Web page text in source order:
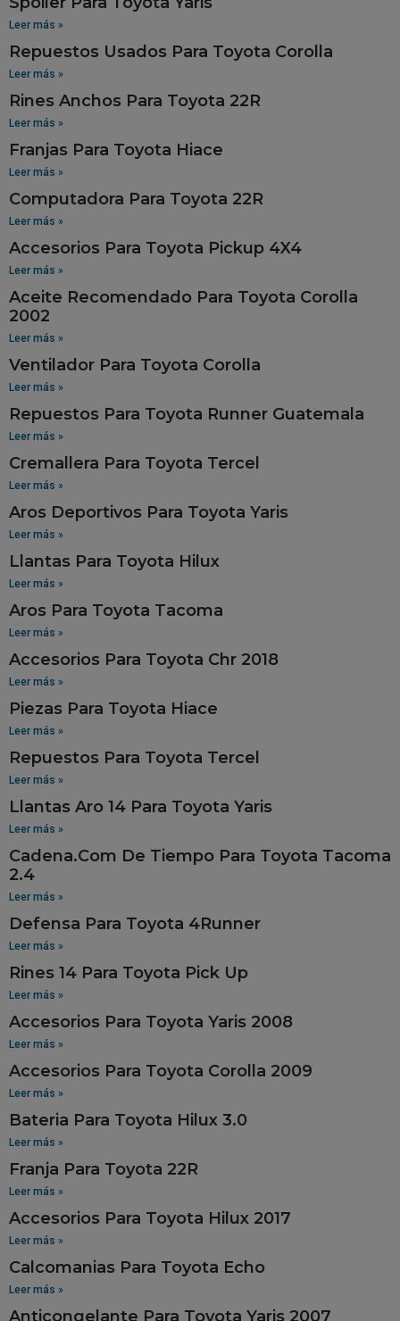
Leer más »
Repuestos Usados Para Toyota Corolla
Leer más »
Rines Anchos Para Toyota 22R
Leer más »
Franjas Para Toyota Hiace
Leer más »
Computadora Para Toyota 22R
Leer más »
Accesorios Para Toyota Pickup 4X4
Leer más »
Aceite Recomendado Para Toyota Corolla
2002
Leer más »
Ventilador Para Toyota Corolla
Leer más »
Repuestos Para Toyota Runner Guatemala
Leer más »
Cremallera Para Toyota Tercel
Leer más »
Aros Deportivos Para Toyota Yaris
Leer más »
Llantas Para Toyota Hilux
Leer más »
Aros Para Toyota Tacoma
Leer más »
Accesorios Para Toyota Chr 2018
Leer más »
Piezas Para Toyota Hiace
Leer más »
Repuestos Para Toyota Tercel
Leer más »
Llantas Aro 14 Para Toyota Yaris
Leer más »
Cadena.Com De Tiempo Para Toyota Tacoma
2.4
Leer más »
Defensa Para Toyota 4Runner
Leer más »
Rines 14 Para Toyota Pick Up
Leer más »
Accesorios Para Toyota Yaris 2008
Leer más »
Accesorios Para Toyota Corolla 2009
Leer más »
Bateria Para Toyota Hilux 3.0
Leer más »
Franja Para Toyota 22R
Leer más »
Accesorios Para Toyota Hilux 2017
Leer más »
Calcomanias Para Toyota Echo
Leer más »
Anticongelante Para Toyota Yaris 2007